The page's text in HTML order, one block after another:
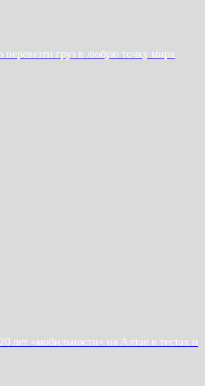
груз в любую точку мира
лет «мобильности» на Алтае в тестах и